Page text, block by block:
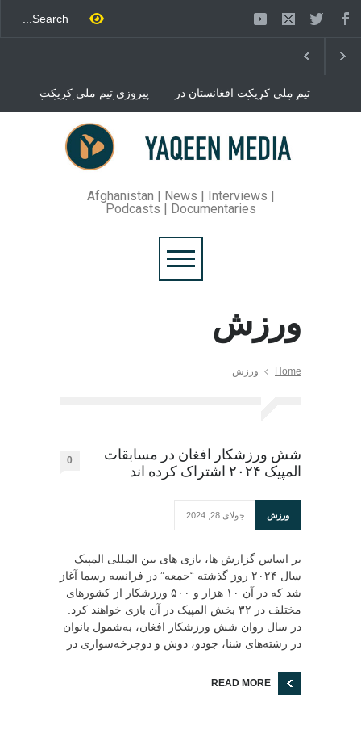
پیروزی تیم ملی کریکت
افغانستان در مقابل ایرلند
تیم ملی کریکت افغانستان در
مقابل تیم ایرلند به پیروزی
رسید
شش ورزشکار افغان در
کرده اند
Afghanistan | News | Interviews |
Podcasts | Documentaries
ورزش
Home ورزش
شش ورزشکار افغان در مسابقات
المپیک ۲۰۲۴ اشتراک کرده اند
0
ورزش جولای 28, 2024
بر اساس گزارش ها، بازی های بین المللی المپیک
سال ۲۰۲۴ روز گذشته “جمعه” در فرانسه رسما آغاز
شد که در آن ۱۰ هزار و ۵۰۰ ورزشکار از کشورهای
مختلف در ۳۲ بخش المپیک در آن بازی خواهند کرد.
در سال روان شش ورزشکار افغان، به‌شمول بانوان
در رشته‌های شنا، جودو، دوش و دوچرخه‌سواری در
READ MORE